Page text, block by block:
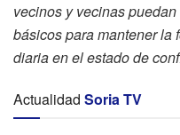
vecinos y vecinas
básicos para mantener la
diaria en el estado de
Actualidad Soria TV